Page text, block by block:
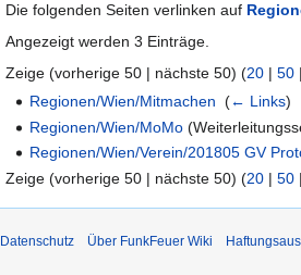
Die folgenden Seiten verlinken auf
Angezeigt werden 3 Einträge.
Zeige (vorherige 50 | nächste 50) (20 | 50
Regionen/Wien/Mitmachen ‎(← Links)
Regionen/Wien/MoMo
Regionen/Wien/Verein/201805 GV
Zeige (vorherige 50 | nächste 50) (20 | 50
Datenschutz Über FunkFeuer Wiki